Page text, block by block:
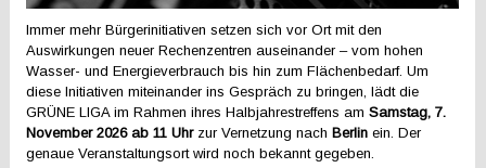
Immer mehr Bürgerinitiativen setzen sich vor Ort mit den
Auswirkungen neuer Rechenzentren auseinander – vom hohen
Wasser- und Energieverbrauch bis hin zum Flächenbedarf. Um
diese Initiativen miteinander ins Gespräch zu bringen, lädt die
GRÜNE LIGA im Rahmen ihres Halbjahrestreffens amSamstag, 7.
November 2026 ab 11 Uhrzur Vernetzung nachBerlin ein. Der
genaue Veranstaltungsort wird noch bekannt gegeben.